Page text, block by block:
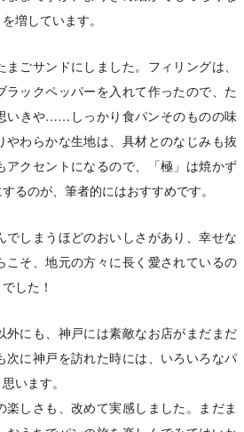
増しています。
ごサンドにしました。フィリングは、
ラックペッパーを入れて作ったので、た
いきや……しっかり食パンそのものの味
やわらかな生地は、具材とのなじみも抜
アクセントになるので、「極」は焼かず
るのが、筆者的にはおすすめです。
でしまうほどのおいしさがあり、幸せな
こそ、地元の方々に長く愛されているの
した！
外にも、神戸には素敵なお店がまだまだ
次に神戸を訪れた時には、いろいろなパ
います。
楽しさも、改めて実感しました。まだま